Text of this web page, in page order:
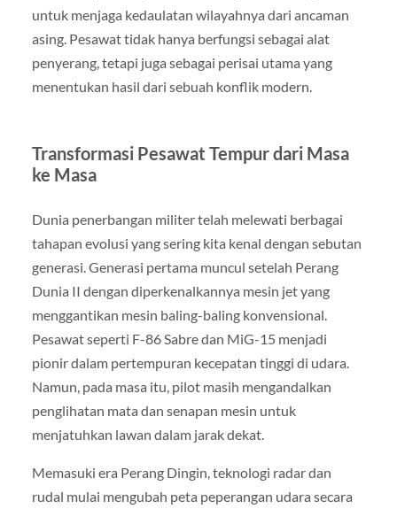
untuk menjaga kedaulatan wilayahnya dari ancaman
asing. Pesawat tidak hanya berfungsi sebagai alat
penyerang, tetapi juga sebagai perisai utama yang
menentukan hasil dari sebuah konflik modern.
Transformasi Pesawat Tempur dari Masa
ke Masa
Dunia penerbangan militer telah melewati berbagai
tahapan evolusi yang sering kita kenal dengan sebutan
generasi. Generasi pertama muncul setelah Perang
Dunia II dengan diperkenalkannya mesin jet yang
menggantikan mesin baling-baling konvensional.
Pesawat seperti F-86 Sabre dan MiG-15 menjadi
pionir dalam pertempuran kecepatan tinggi di udara.
Namun, pada masa itu, pilot masih mengandalkan
penglihatan mata dan senapan mesin untuk
menjatuhkan lawan dalam jarak dekat.
Memasuki era Perang Dingin, teknologi radar dan
rudal mulai mengubah peta peperangan udara secara